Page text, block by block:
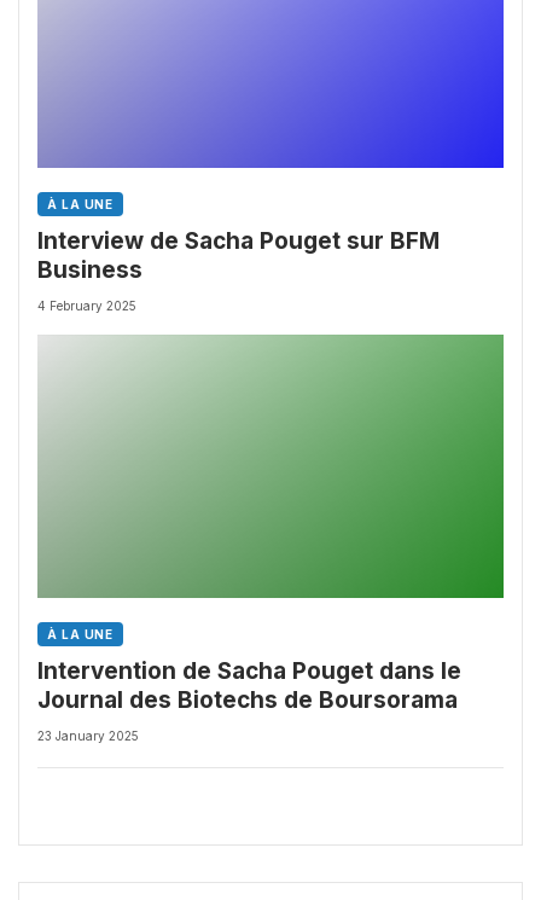
À LA UNE
Interview de Sacha Pouget sur BFM
Business
4 February 2025
À LA UNE
Intervention de Sacha Pouget dans le
Journal des Biotechs de Boursorama
23 January 2025